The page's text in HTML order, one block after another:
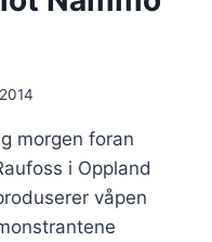
morgen foran
i Oppland
våpen